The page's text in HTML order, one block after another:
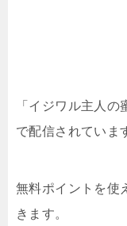
「イジワル主人
で配信されていま
無料ポイントを使
きます。